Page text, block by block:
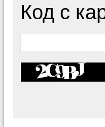
Код с